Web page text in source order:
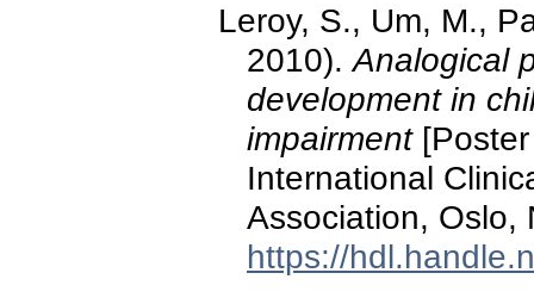
Leroy, S., Um, M.,
2010).Analogical
development in
impairment[Poster
International
Association, Oslo,
https://